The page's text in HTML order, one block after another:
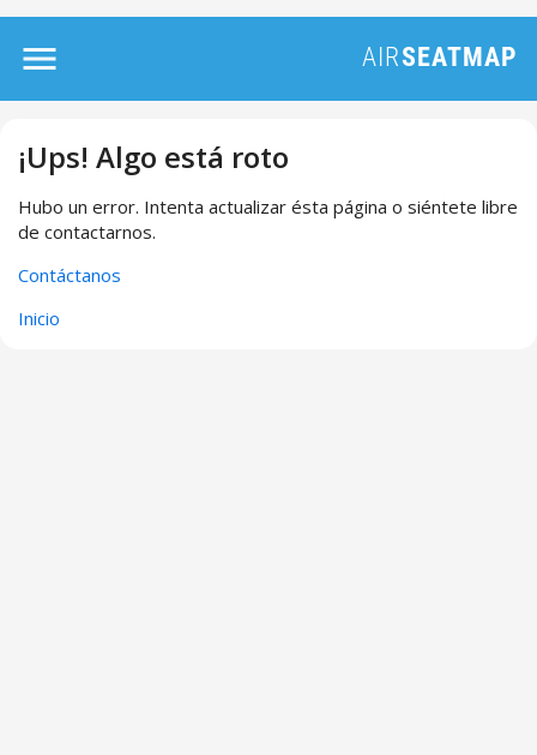
¡Ups! Algo está roto
Hubo un error. Intenta actualizar ésta página o siéntete libre
de contactarnos.
Contáctanos
Inicio